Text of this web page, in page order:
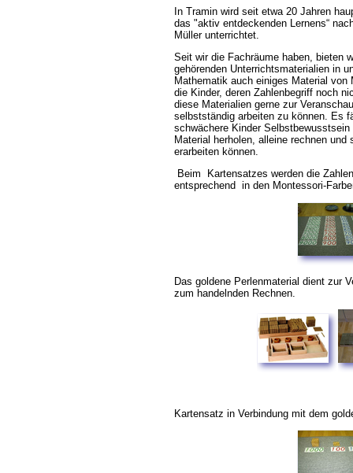
In Tramin wird seit etwa 20 Jahren
das "aktiv entdeckenden Lernens“
Müller unterrichtet.
Seit wir die Fachräume haben, bieten
gehörenden Unterrichtsmaterialien in
Mathematik auch einiges Material
die Kinder, deren Zahlenbegriff noch
diese Materialien gerne zur
selbstständig arbeiten zu können. Es
schwächere Kinder
Material herholen, alleine rechnen und
erarbeiten können.
Beim Kartensatzes werden die
entsprechend in den Montessori-
Das goldene Perlenmaterial dient zur
zum handelnden Rechnen.
Kartensatz in Verbindung mit dem